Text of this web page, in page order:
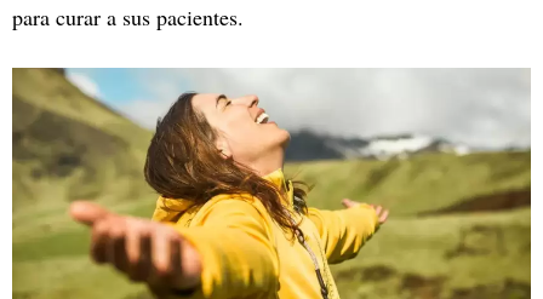
para curar a sus pacientes.